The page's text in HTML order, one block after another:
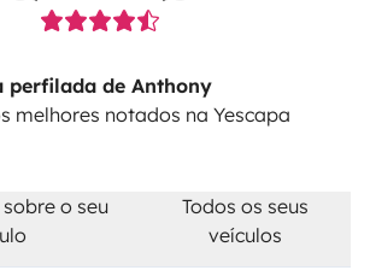
perfilada de Anthony
melhores notados na Yescapa
o seu
Todos os seus
veículos